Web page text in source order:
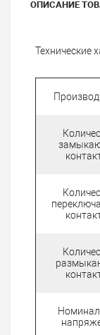
ОПИСАНИЕ
Технические